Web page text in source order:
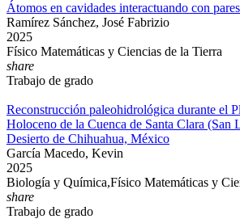
Átomos en cavidades interactuando con
Ramírez Sánchez, José Fabrizio
2025
Físico Matemáticas y Ciencias de la Tierra
share
Trabajo de grado
Reconstrucción paleohidrológica durante el
Holoceno de la Cuenca de Santa Clara (San
Desierto de Chihuahua, México
García Macedo, Kevin
2025
Biología y Química,Físico Matemáticas y
share
Trabajo de grado